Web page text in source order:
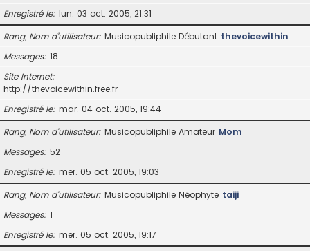
Enregistré le lun. 03 oct. 2005, 21:31
Rang, Nom d’utilisateur Musicopubliphile Débutant thevoicewithin
Messages 18
Site Internet
http://thevoicewithin.free.fr
Enregistré le mar. 04 oct. 2005, 19:44
Rang, Nom d’utilisateur Musicopubliphile Amateur Mom
Messages 52
Enregistré le mer. 05 oct. 2005, 19:03
Rang, Nom d’utilisateur Musicopubliphile Néophyte taiji
Messages 1
Enregistré le mer. 05 oct. 2005, 19:17